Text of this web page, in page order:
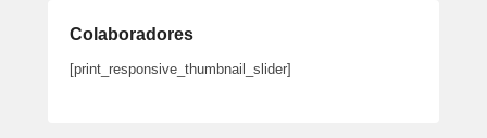
Colaboradores
[print_responsive_thumbnail_slider]